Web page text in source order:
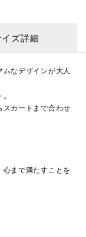
イズ詳細
なデザインが大人
カートまで合わせ
まで満たすことを